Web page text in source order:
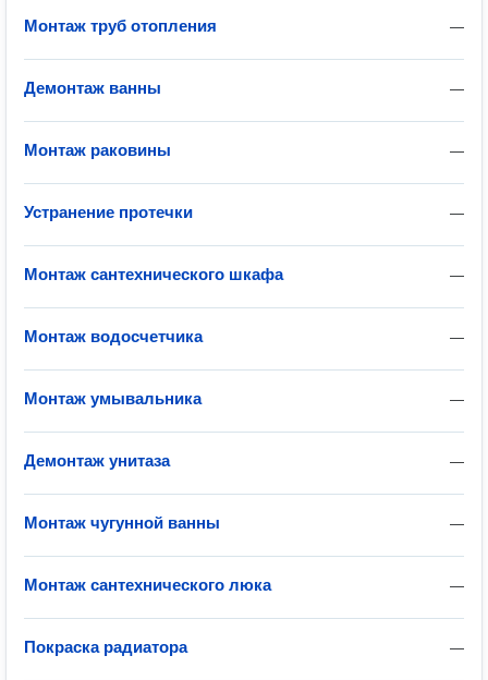
—
Монтаж труб отопления
—
Демонтаж ванны
—
Монтаж раковины
—
Устранение протечки
—
Монтаж сантехнического шкафа
—
Монтаж водосчетчика
—
Монтаж умывальника
—
Демонтаж унитаза
—
Монтаж чугунной ванны
—
Монтаж сантехнического люка
—
Покраска радиатора